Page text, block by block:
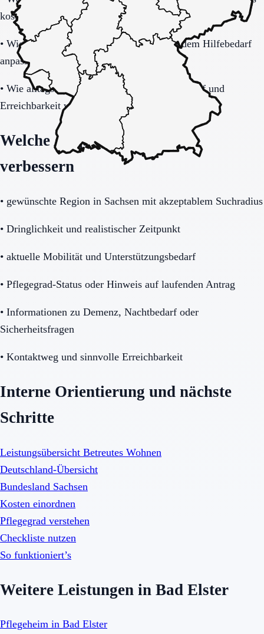
kostet zusätzlich?
• Wie gut lässt sich das Modell bei steigendem Hilfebedarf
anpassen?
• Wie alltagstauglich sind Barrierearmut, Notruf und
Erreichbarkeit wirklich?
Welche Angaben die Anfrage
verbessern
• gewünschte Region in Sachsen mit akzeptablem Suchradius
• Dringlichkeit und realistischer Zeitpunkt
• aktuelle Mobilität und Unterstützungsbedarf
• Pflegegrad-Status oder Hinweis auf laufenden Antrag
• Informationen zu Demenz, Nachtbedarf oder
Sicherheitsfragen
• Kontaktweg und sinnvolle Erreichbarkeit
Interne Orientierung und nächste
Schritte
Leistungsübersicht Betreutes Wohnen
Deutschland-Übersicht
Bundesland Sachsen
Kosten einordnen
Pflegegrad verstehen
Checkliste nutzen
So funktioniert’s
Weitere Leistungen in Bad Elster
Pflegeheim in Bad Elster